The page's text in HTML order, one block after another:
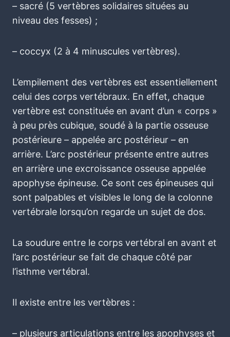
– sacré (5 vertèbres solidaires situées au
niveau des fesses) ;
– coccyx (2 à 4 minuscules vertèbres).
L’empilement des vertèbres est essentiellement
celui des corps vertébraux. En effet, chaque
vertèbre est constituée en avant d’un « corps »
à peu près cubique, soudé à la partie osseuse
postérieure – appelée arc postérieur – en
arrière. L’arc postérieur présente entre autres
en arrière une excroissance osseuse appelée
apophyse épineuse. Ce sont ces épineuses qui
sont palpables et visibles le long de la colonne
vertébrale lorsqu’on regarde un sujet de dos.
La soudure entre le corps vertébral en avant et
l’arc postérieur se fait de chaque côté par
l’isthme vertébral.
Il existe entre les vertèbres :
– plusieurs articulations entre les apophyses et